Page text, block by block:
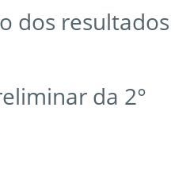
dos resultados
da 2°